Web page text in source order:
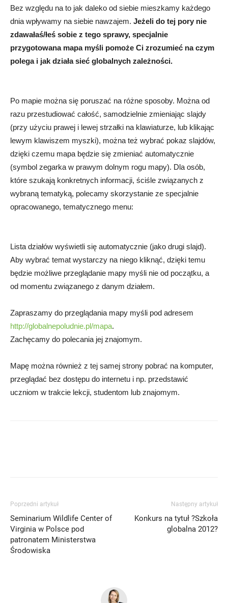
Bez względu na to jak daleko od siebie mieszkamy każdego
dnia wpływamy na siebie nawzajem. Jeżeli do tej pory nie
zdawałaś/łeś sobie z tego sprawy, specjalnie
przygotowana mapa myśli pomoże Ci zrozumieć na czym
polega i jak działa sieć globalnych zależności.
Po mapie można się poruszać na różne sposoby. Można od
razu przestudiować całość, samodzielnie zmieniając slajdy
(przy użyciu prawej i lewej strzałki na klawiaturze, lub klikając
lewym klawiszem myszki), można też wybrać pokaz slajdów,
dzięki czemu mapa będzie się zmieniać automatycznie
(symbol zegarka w prawym dolnym rogu mapy). Dla osób,
które szukają konkretnych informacji, ściśle związanych z
wybraną tematyką, polecamy skorzystanie ze specjalnie
opracowanego, tematycznego menu:
Lista działów wyświetli się automatycznie (jako drugi slajd).
Aby wybrać temat wystarczy na niego kliknąć, dzięki temu
będzie możliwe przeglądanie mapy myśli nie od początku, a
od momentu związanego z danym działem.
Zapraszamy do przeglądania mapy myśli pod adresem
http://globalnepoludnie.pl/mapa.
Zachęcamy do polecania jej znajomym.
Mapę można również z tej samej strony pobrać na komputer,
przeglądać bez dostępu do internetu i np. przedstawić
uczniom w trakcie lekcji, studentom lub znajomym.
Poprzedni artykuł
Seminarium Wildlife Center of
Virginia w Polsce pod
patronatem Ministerstwa
Środowiska
Następny artykuł
Konkurs na tytuł ?Szkoła
globalna 2012?